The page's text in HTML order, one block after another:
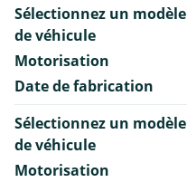
Sélectionnez un modèle
de véhicule
Motorisation
Date de fabrication
Sélectionnez un modèle
de véhicule
Motorisation